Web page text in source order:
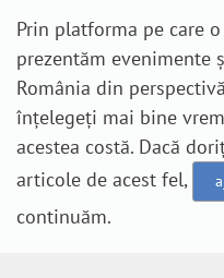
Prin platforma pe care
prezentăm evenimente
România din
înțelegeți mai bine
acestea costă. Dacă
articole de acest fel,
continuăm.